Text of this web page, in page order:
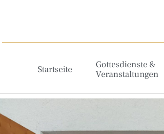
Startseite
Gottesdienste &
Veranstaltungen